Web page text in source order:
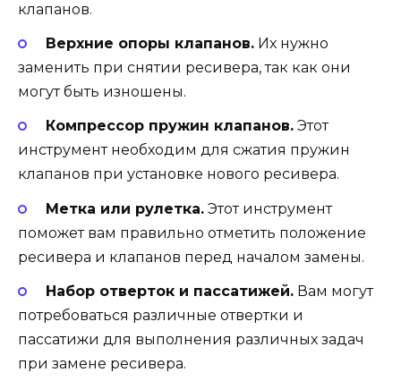
клапанов.
Верхние опоры клапанов.Их нужно
заменить при снятии ресивера, так как они
могут быть изношены.
Компрессор пружин клапанов.Этот
инструмент необходим для сжатия пружин
клапанов при установке нового ресивера.
Метка или рулетка.Этот инструмент
поможет вам правильно отметить положение
ресивера и клапанов перед началом замены.
Набор отверток и пассатижей.Вам могут
потребоваться различные отвертки и
пассатижи для выполнения различных задач
при замене ресивера.